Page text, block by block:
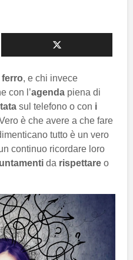
ferro, e chi invece
con l’agenda piena di
sul telefono o con i
è che avere a che fare
tutto è un vero
continuo ricordare loro
da rispettare o